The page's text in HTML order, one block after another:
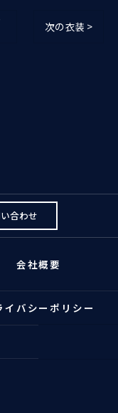
次の衣装 >
合わせ
会社概要
イバシーポリシー